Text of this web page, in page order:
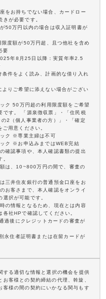
をお持ちでない場合、カードロー
が必要です。
50万円以内の場合は収入証明書が
度額が50万円超、且つ他社を含め
要
年8月25日以降：実質年率2.5
件をよく読み、計画的な借り入れ
りご希望に添えない場合がござい
ク 50万円超の利用限度額をご希望
です。 「源泉徴収票」・「住民税
2（個人事業者の方）」・「確定
用意ください。
ク ※専業主婦は不可
ク ※お申込みまではWEB完結
確認事項や、本人確認書類の提出
は、10~800万円の間で、審査の
三井住友銀行の普通預金口座をお
お客さまで、本人確認をオンライ
択が可能です。
の情報となるため、現在とは内容
社HPで確認してください。
後にクレジットカードの審査が
住者証明書または在留カードが
する適切な情報と選択の機会を提供
客様との契約締結の代理、斡旋、
客様の間の契約にいかなる関与もす